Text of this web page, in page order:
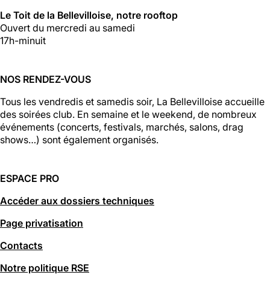
Le Toit de la Bellevilloise, notre rooftop
Ouvert du mercredi au samedi
17h-minuit
NOS RENDEZ-VOUS
Tous les vendredis et samedis soir, La Bellevilloise accueille
des soirées club. En semaine et le weekend, de nombreux
événements (concerts, festivals, marchés, salons, drag
shows…) sont également organisés.
ESPACE PRO
Accéder aux dossiers techniques
Page privatisation
Contacts
Notre politique RSE